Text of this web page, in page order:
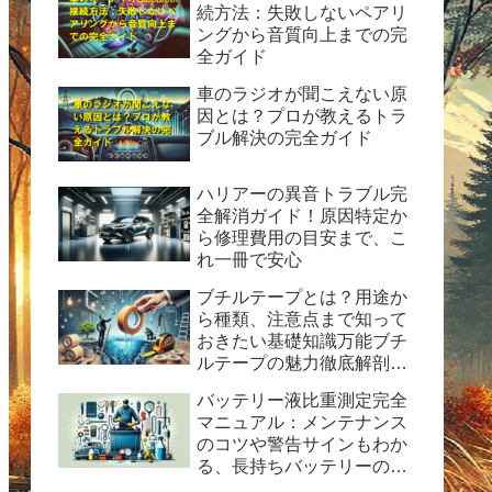
続方法：失敗しないペアリ
ングから音質向上までの完
全ガイド
車のラジオが聞こえない原
因とは？プロが教えるトラ
ブル解決の完全ガイド
ハリアーの異音トラブル完
全解消ガイド！原因特定か
ら修理費用の目安まで、こ
れ一冊で安心
ブチルテープとは？用途か
ら種類、注意点まで知って
おきたい基礎知識万能ブチ
ルテープの魅力徹底解剖！
定版ガイド
バッテリー液比重測定完全
マニュアル：メンテナンス
のコツや警告サインもわか
る、長持ちバッテリーの秘